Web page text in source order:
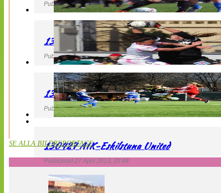
Publicerad 27 April 2013, 22:40
130427 IF Limhamn Bunkeflo – QBIK
Publicerad 27 April 2013, 21:10
130427 LdB FC Malmö – Mallbackens IF
Publicerad 27 April 2013, 20:54
130427 AIK-Eskilstuna United
Publicerad 27 April 2013, 20:48
SE ALLA BILDREPORTAGE